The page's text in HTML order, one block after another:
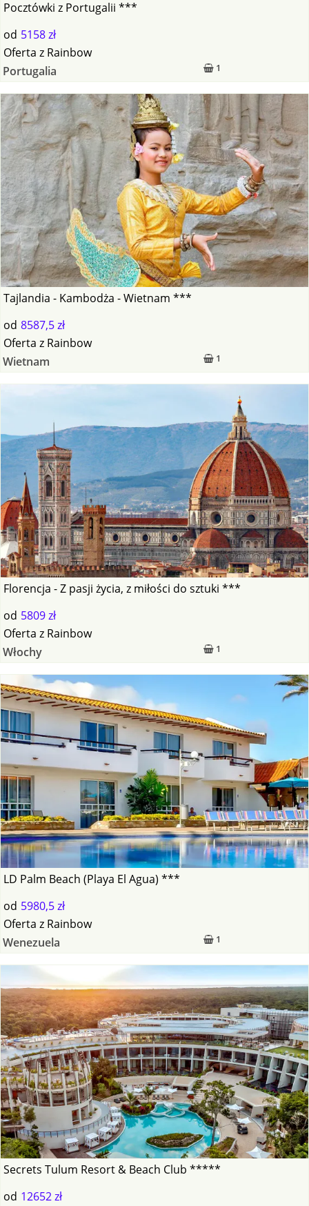
Pocztówki z Portugalii ***
od 5158 zł
1
Oferta z Rainbow
Portugalia
Tajlandia - Kambodża - Wietnam ***
od 8587,5 zł
1
Oferta z Rainbow
Wietnam
Florencja - Z pasji życia, z miłości do sztuki ***
od 5809 zł
1
Oferta z Rainbow
Włochy
LD Palm Beach (Playa El Agua) ***
od 5980,5 zł
1
Oferta z Rainbow
Wenezuela
Secrets Tulum Resort & Beach Club *****
od 12652 zł